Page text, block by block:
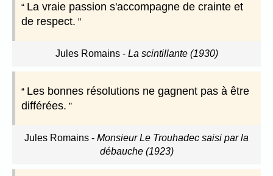
La vraie passion s'accompagne de crainte et
de respect.
Jules Romains- La scintillante (1930)
Les bonnes résolutions ne gagnent pas à être
différées.
Jules Romains - Monsieur Le Trouhadec saisi par la
débauche (1923)